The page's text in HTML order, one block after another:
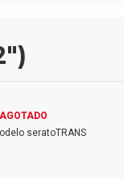
AGOTADO
seratoTRANS